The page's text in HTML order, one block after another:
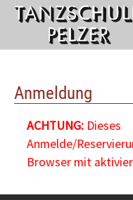
Anmeldung
ACHTUNG:Dieses
Anmelde/
Browser mit